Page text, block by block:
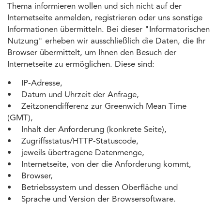
Thema informieren wollen und sich nicht auf der
Internetseite anmelden, registrieren oder uns sonstige
Informationen übermitteln. Bei dieser "Informatorischen
Nutzung" erheben wir ausschließlich die Daten, die Ihr
Browser übermittelt, um Ihnen den Besuch der
Internetseite zu ermöglichen. Diese sind:
• IP-Adresse,
• Datum und Uhrzeit der Anfrage,
• Zeitzonendifferenz zur Greenwich Mean Time
(GMT),
• Inhalt der Anforderung (konkrete Seite),
• Zugriffsstatus/HTTP-Statuscode,
• jeweils übertragene Datenmenge,
• Internetseite, von der die Anforderung kommt,
• Browser,
• Betriebssystem und dessen Oberfläche und
• Sprache und Version der Browsersoftware.